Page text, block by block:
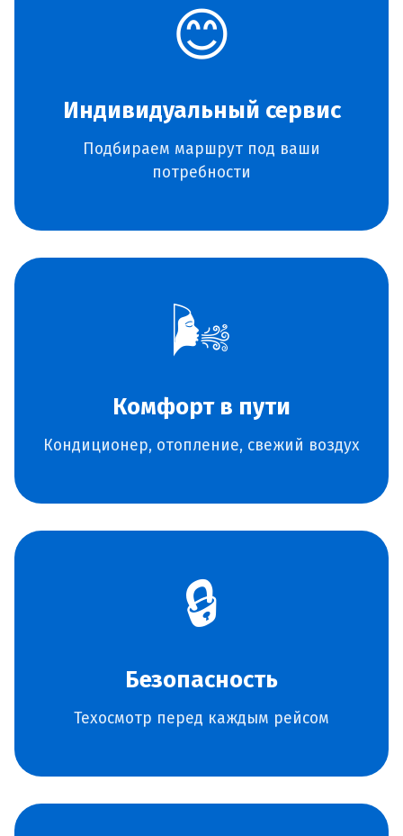
😊
Индивидуальный сервис
Подбираем маршрут под ваши
потребности
🌬️
Комфорт в пути
Кондиционер, отопление, свежий воздух
🔒
Безопасность
Техосмотр перед каждым рейсом